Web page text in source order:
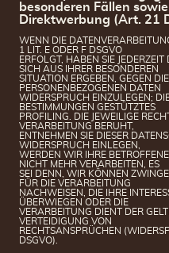
besonderen Fällen
Direktwerbung (Art. 21
WENN DIE
1 LIT. E ODER F DSGVO
ERFOLGT, HABEN SIE
SICH AUS IHRER BESONDEREN
SITUATION ERGEBEN, GEGEN
PERSONENBEZOGENEN DATEN
WIDERSPRUCH EINZULEGEN;
BESTIMMUNGEN GESTÜTZTES
PROFILING. DIE JEWEILIGE
VERARBEITUNG BERUHT,
ENTNEHMEN SIE DIESER
WIDERSPRUCH EINLEGEN,
WERDEN WIR IHRE
NICHT MEHR VERARBEITEN, ES
SEI DENN, WIR KÖNNEN
FÜR DIE VERARBEITUNG
NACHWEISEN, DIE IHRE
ÜBERWIEGEN ODER DIE
VERARBEITUNG DIENT DER
VERTEIDIGUNG VON
RECHTSANSPRÜCHEN
DSGVO).